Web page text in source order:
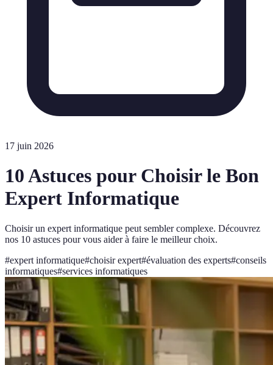
17 juin 2026
10 Astuces pour Choisir le Bon
Expert Informatique
Choisir un expert informatique peut sembler complexe. Découvrez
nos 10 astuces pour vous aider à faire le meilleur choix.
#expert informatique#choisir expert#évaluation des experts#conseils
informatiques#services informatiques